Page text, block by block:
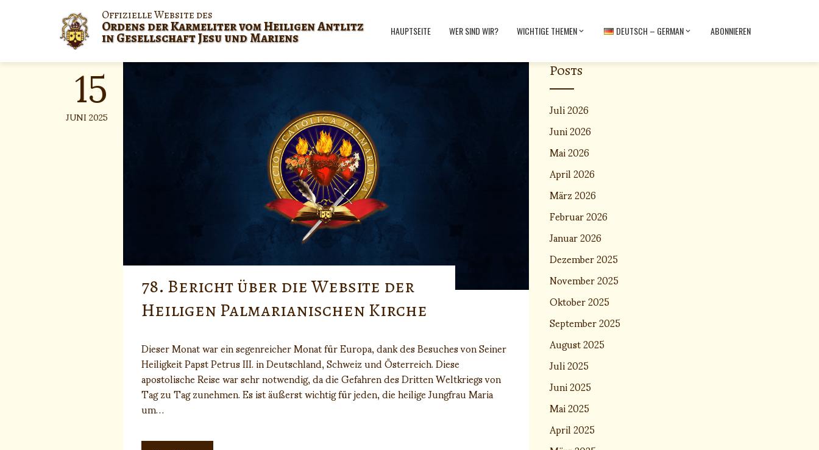
Offizielle Website des
Ordens der Karmeliter vom Heiligen Antlitz
in Gesellschaft Jesu und Mariens HAUPTSEITE WER SIND WIR? WICHTIGE THEMEN DEUTSCH – GERMAN ABONNIEREN
15
JUNI 2025
78. Bericht über die Website der
Heiligen Palmarianischen Kirche
Dieser Monat war ein segenreicher Monat für Europa, dank des Besuches von Seiner
Heiligkeit Papst Petrus III. in Deutschland, Schweiz und Österreich. Diese
apostolische Reise war sehr notwendig, da die Gefahren des Dritten Weltkriegs von
Tag zu Tag zunehmen. Es ist äußerst wichtig für jeden, die heilige Jungfrau Maria
um…
Posts
Juli 2026
Juni 2026
Mai 2026
April 2026
März 2026
Februar 2026
Januar 2026
Dezember 2025
November 2025
Oktober 2025
September 2025
August 2025
Juli 2025
Juni 2025
Mai 2025
April 2025